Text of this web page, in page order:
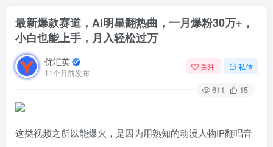
最新爆款赛道，AI明星翻热曲，一月爆粉30万+，
小白也能上手，月入轻松过万
优汇英
11个月前发布
关注 私信
611 15
这类视频之所以能爆火，是因为用熟知的动漫人物IP翻唱音